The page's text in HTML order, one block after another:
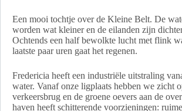
Een mooi tochtje over de Kleine Belt. De
worden wat kleiner en de eilanden zijn
Ochtends een half bewolkte lucht met flink
laatste paar uren gaat het regenen.
Fredericia heeft een industriële uitstraling
water. Vanaf onze ligplaats hebben we zicht
verkeersbrug en de groene oevers aan de
haven heeft schitterende voorzieningen: